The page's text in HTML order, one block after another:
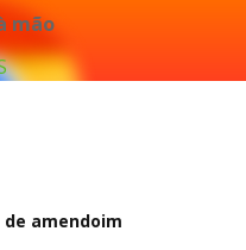
mão
amendoim